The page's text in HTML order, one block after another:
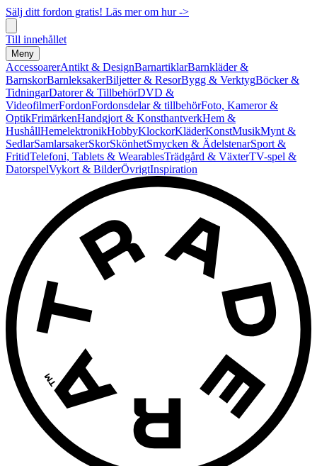
Sälj ditt fordon gratis! Läs mer om hur ->
Till innehållet
Meny
AccessoarerAntikt & DesignBarnartiklarBarnkläder &
BarnskorBarnleksakerBiljetter & ResorBygg & VerktygBöcker &
TidningarDatorer & TillbehörDVD &
VideofilmerFordonFordonsdelar & tillbehörFoto, Kameror &
OptikFrimärkenHandgjort & KonsthantverkHem &
HushållHemelektronikHobbyKlockorKläderKonstMusikMynt &
SedlarSamlarsakerSkorSkönhetSmycken & ÄdelstenarSport &
FritidTelefoni, Tablets & WearablesTrädgård & VäxterTV-spel &
DatorspelVykort & BilderÖvrigtInspiration